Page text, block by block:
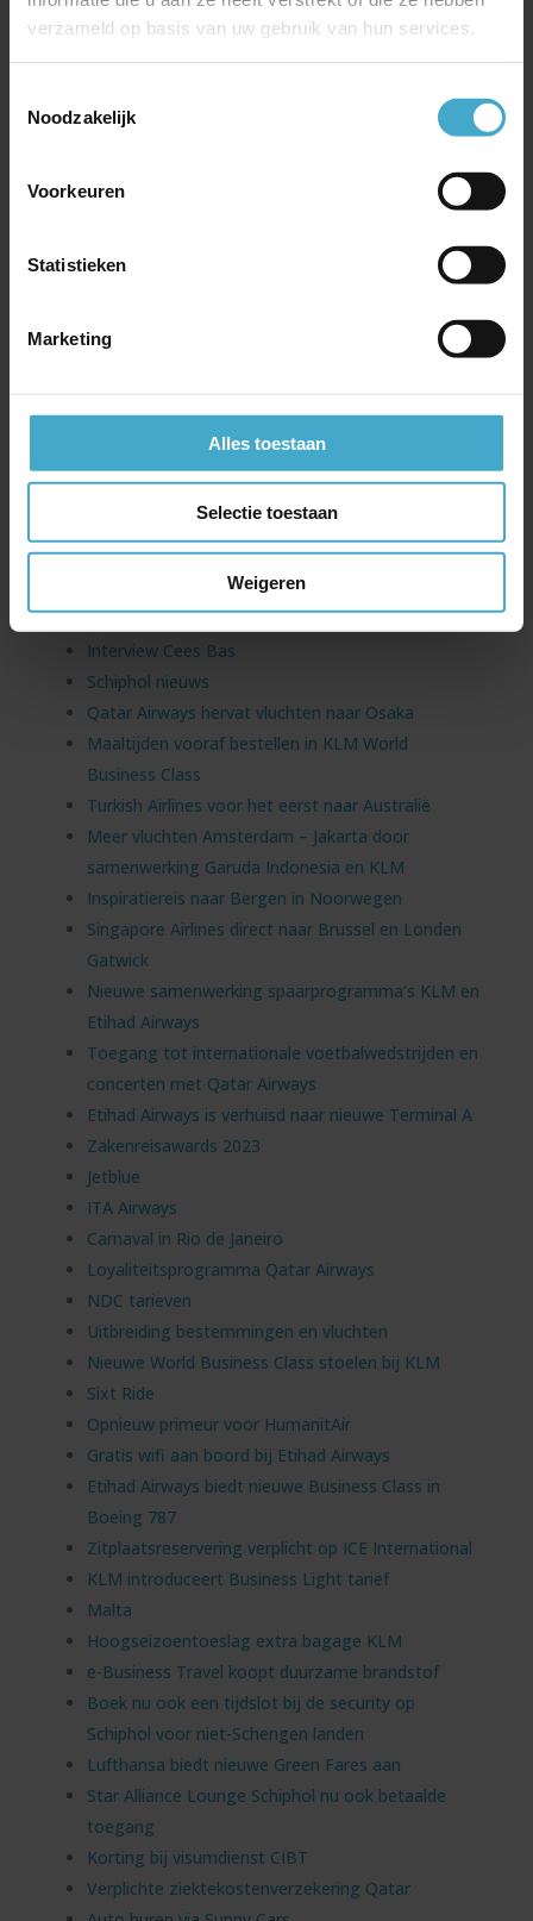
verzameld op basis van uw gebruik van hun services.
Noodzakelijk
Voorkeuren
Statistieken
Marketing
Alles toestaan
Selectie toestaan
Weigeren
The TravelLab, het nieuwe label van e-Business
Travel
Verplichte registratie persoonsgegevens bij reis
Twee nieuwe treinen tussen Nederland en België
Turkish Airlines’ nieuwe Business Class Suite
ITA Airways
Verrassend Belfast
Etihad Airways wint meerdere awards
SAS lid van SkyTeam-alliantie
Voordeel met My Emirates Pass
Sprookjesachtig Lapland
Nieuwe oneworld lounge op Schiphol
Interview Cees Bas
Schiphol nieuws
Qatar Airways hervat vluchten naar Osaka
Maaltijden vooraf bestellen in KLM World
Business Class
Turkish Airlines voor het eerst naar Australië
Meer vluchten Amsterdam – Jakarta door
samenwerking Garuda Indonesia en KLM
Inspiratiereis naar Bergen in Noorwegen
Singapore Airlines direct naar Brussel en Londen
Gatwick
Nieuwe samenwerking spaarprogramma’s KLM en
Etihad Airways
Toegang tot internationale voetbalwedstrijden en
concerten met Qatar Airways
Etihad Airways is verhuisd naar nieuwe Terminal A
Zakenreisawards 2023
Jetblue
ITA Airways
Carnaval in Rio de Janeiro
Loyaliteitsprogramma Qatar Airways
NDC tarieven
Uitbreiding bestemmingen en vluchten
Nieuwe World Business Class stoelen bij KLM
Sixt Ride
Opnieuw primeur voor HumanitAir
Gratis wifi aan boord bij Etihad Airways
Etihad Airways biedt nieuwe Business Class in
Boeing 787
Zitplaatsreservering verplicht op ICE International
KLM introduceert Business Light tarief
Malta
Hoogseizoentoeslag extra bagage KLM
e-Business Travel koopt duurzame brandstof
Boek nu ook een tijdslot bij de security op
Schiphol voor niet-Schengen landen
Lufthansa biedt nieuwe Green Fares aan
Star Alliance Lounge Schiphol nu ook betaalde
toegang
Korting bij visumdienst CIBT
Verplichte ziektekostenverzekering Qatar